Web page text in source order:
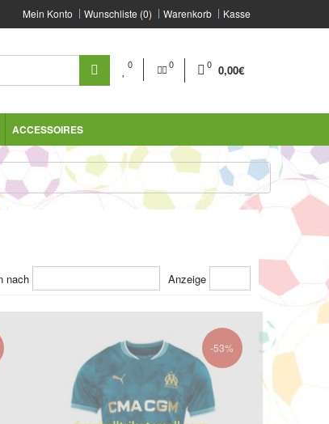
Mein Konto Wunschliste (0) Warenkorb Kasse
0 0 0 0,00€
ACCESSOIRES
Anzeige
nach
-53%